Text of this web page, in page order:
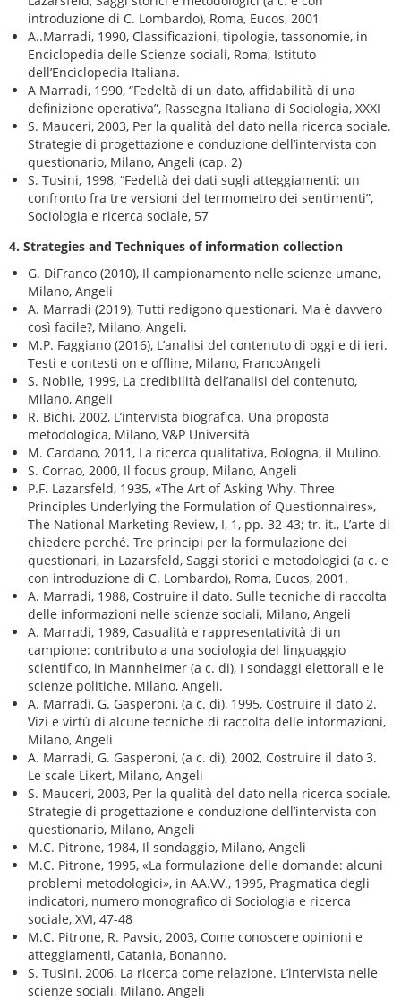
introduzione di C. Lombardo), Roma, Eucos, 2001
A..Marradi, 1990, Classificazioni, tipologie, tassonomie, in
Enciclopedia delle Scienze sociali, Roma, Istituto
dell’Enciclopedia Italiana.
A Marradi, 1990, “Fedeltà di un dato, affidabilità di una
definizione operativa”, Rassegna Italiana di Sociologia, XXXI
S. Mauceri, 2003, Per la qualità del dato nella ricerca sociale.
Strategie di progettazione e conduzione dell’intervista con
questionario, Milano, Angeli (cap. 2)
S. Tusini, 1998, “Fedeltà dei dati sugli atteggiamenti: un
confronto fra tre versioni del termometro dei sentimenti”,
Sociologia e ricerca sociale, 57
4. Strategies and Techniques of information collection
G. DiFranco (2010), Il campionamento nelle scienze umane,
Milano, Angeli
A. Marradi (2019), Tutti redigono questionari. Ma è davvero
così facile?, Milano, Angeli.
M.P. Faggiano (2016), L’analisi del contenuto di oggi e di ieri.
Testi e contesti on e offline, Milano, FrancoAngeli
S. Nobile, 1999, La credibilità dell’analisi del contenuto,
Milano, Angeli
R. Bichi, 2002, L’intervista biografica. Una proposta
metodologica, Milano, V&P Università
M. Cardano, 2011, La ricerca qualitativa, Bologna, il Mulino.
S. Corrao, 2000, Il focus group, Milano, Angeli
P.F. Lazarsfeld, 1935, «The Art of Asking Why. Three
Principles Underlying the Formulation of Questionnaires»,
The National Marketing Review, I, 1, pp. 32-43; tr. it., L’arte di
chiedere perché. Tre principi per la formulazione dei
questionari, in Lazarsfeld, Saggi storici e metodologici (a c. e
con introduzione di C. Lombardo), Roma, Eucos, 2001.
A. Marradi, 1988, Costruire il dato. Sulle tecniche di raccolta
delle informazioni nelle scienze sociali, Milano, Angeli
A. Marradi, 1989, Casualità e rappresentatività di un
campione: contributo a una sociologia del linguaggio
scientifico, in Mannheimer (a c. di), I sondaggi elettorali e le
scienze politiche, Milano, Angeli.
A. Marradi, G. Gasperoni, (a c. di), 1995, Costruire il dato 2.
Vizi e virtù di alcune tecniche di raccolta delle informazioni,
Milano, Angeli
A. Marradi, G. Gasperoni, (a c. di), 2002, Costruire il dato 3.
Le scale Likert, Milano, Angeli
S. Mauceri, 2003, Per la qualità del dato nella ricerca sociale.
Strategie di progettazione e conduzione dell’intervista con
questionario, Milano, Angeli
M.C. Pitrone, 1984, Il sondaggio, Milano, Angeli
M.C. Pitrone, 1995, «La formulazione delle domande: alcuni
problemi metodologici», in AA.VV., 1995, Pragmatica degli
indicatori, numero monografico di Sociologia e ricerca
sociale, XVI, 47-48
M.C. Pitrone, R. Pavsic, 2003, Come conoscere opinioni e
atteggiamenti, Catania, Bonanno.
S. Tusini, 2006, La ricerca come relazione. L’intervista nelle
scienze sociali, Milano, Angeli